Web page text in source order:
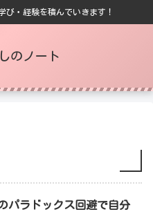
び・経験を積んでいきます！
のノート
パラドックス回避で自分